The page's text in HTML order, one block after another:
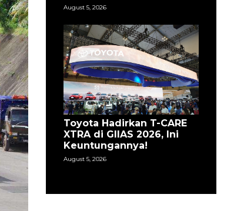
August 5, 2026
Toyota Hadirkan T-CARE
XTRA di GIIAS 2026, Ini
Keuntungannya!
August 5, 2026